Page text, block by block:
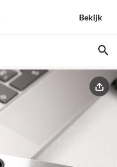
Bekijk